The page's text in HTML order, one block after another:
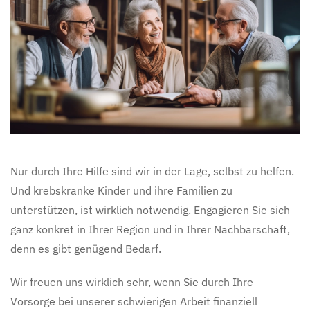
Nur durch Ihre Hilfe sind wir in der Lage, selbst zu helfen.
Und krebskranke Kinder und ihre Familien zu
unterstützen, ist wirklich notwendig. Engagieren Sie sich
ganz konkret in Ihrer Region und in Ihrer Nachbarschaft,
denn es gibt genügend Bedarf.
Wir freuen uns wirklich sehr, wenn Sie durch Ihre
Vorsorge bei unserer schwierigen Arbeit finanziell